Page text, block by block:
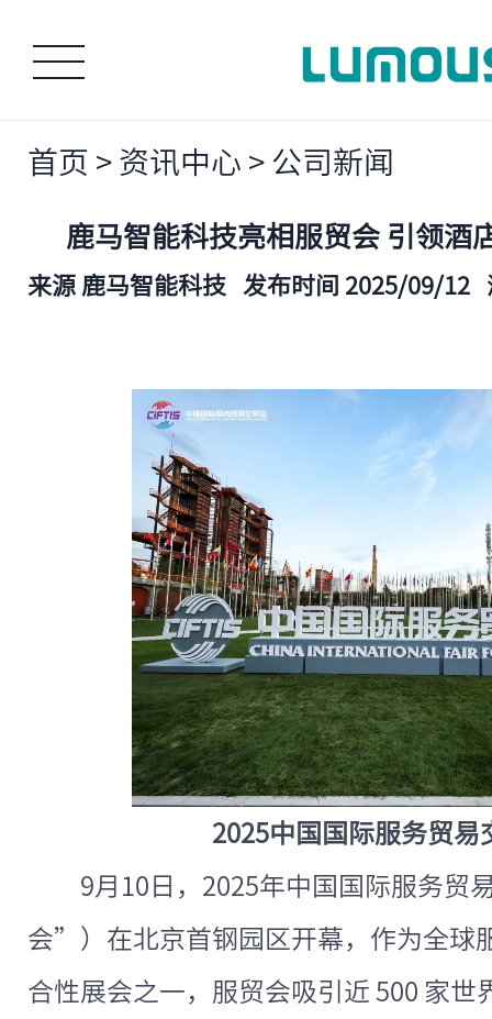
首页 > 资讯中心 > 公司新闻
鹿马智能科技亮相服贸会 引领酒
来源 鹿马智能科技 发布时间 2025/09/12
2025中国国际服务贸易
9月10日，2025年中国国际服务贸
会”）在北京首钢园区开幕，作为全球
合性展会之一，服贸会吸引近 500 家世